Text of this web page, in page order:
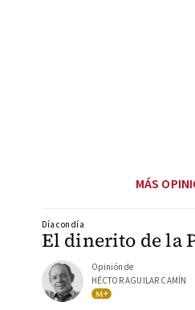
MÁS
El dinerito de la
Día con día
Opinión de
HÉCTOR AGUILAR CAMÍN